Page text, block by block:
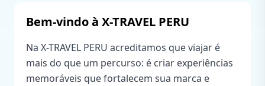
Bem-vindo à X-TRAVEL PERU
Na X-TRAVEL PERU acreditamos que viajar é
mais do que um percurso: é criar experiências
memoráveis que fortalecem sua marca e